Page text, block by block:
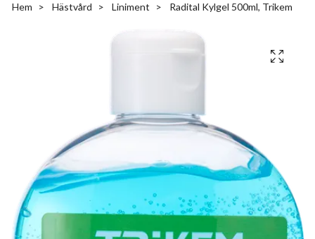
Hem Hästvård Liniment Radital Kylgel 500ml, Trikem